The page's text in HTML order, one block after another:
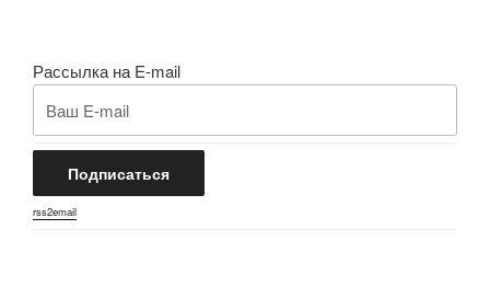
Рассылка на E-mail
rss2email